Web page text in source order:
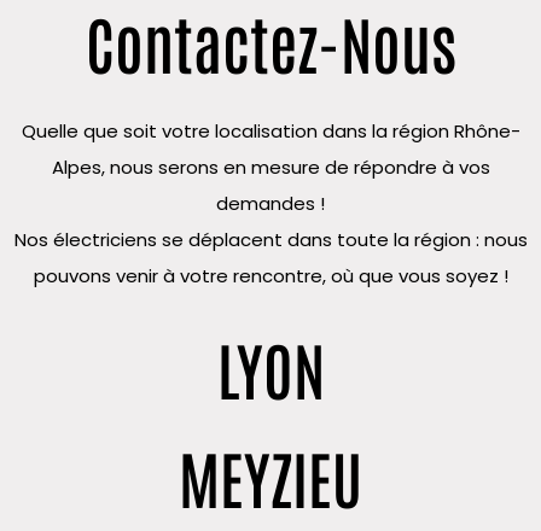
Contactez-Nous
Quelle que soit votre localisation dans la région Rhône-
Alpes, nous serons en mesure de répondre à vos
demandes !
Nos électriciens se déplacent dans toute la région : nous
pouvons venir à votre rencontre, où que vous soyez !
LYON
MEYZIEU